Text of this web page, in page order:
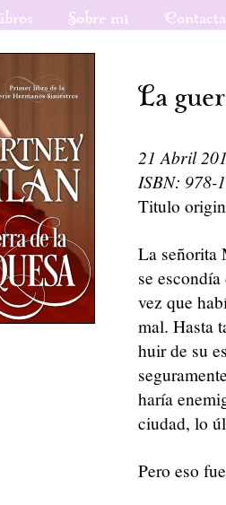
Libros Sobre mí
La
21 Abril
ISBN: 978-
Titulo
La señorita
se
vez que
mal. Hasta
huir de su
haría
ciudad, lo
Pero eso